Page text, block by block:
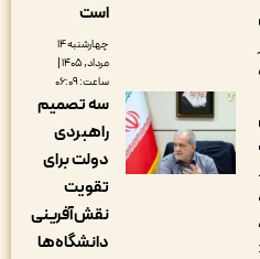
چهارشنبه ۱۴
مرداد, ۱۴۰۵ |
سه تصمیم
راهبردی
دولت برای
نقش‌آفرینی
دانشگاه‌ها